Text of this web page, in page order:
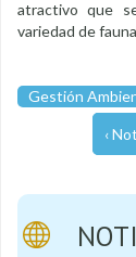
atractivo que
variedad de
Gestión
‹